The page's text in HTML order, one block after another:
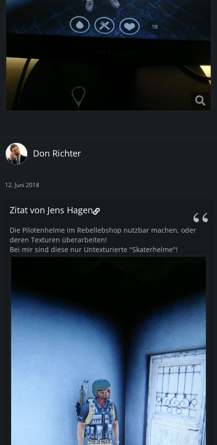
Don Richter
12. Juni 2018
Zitat von Jens Hagen
Die Pilotenhelme im Rebellebshop nutzbar machen, oder
deren Texturen überarbeiten!
Bei mir sind diese nur Untexturierte "Skaterhelme"!